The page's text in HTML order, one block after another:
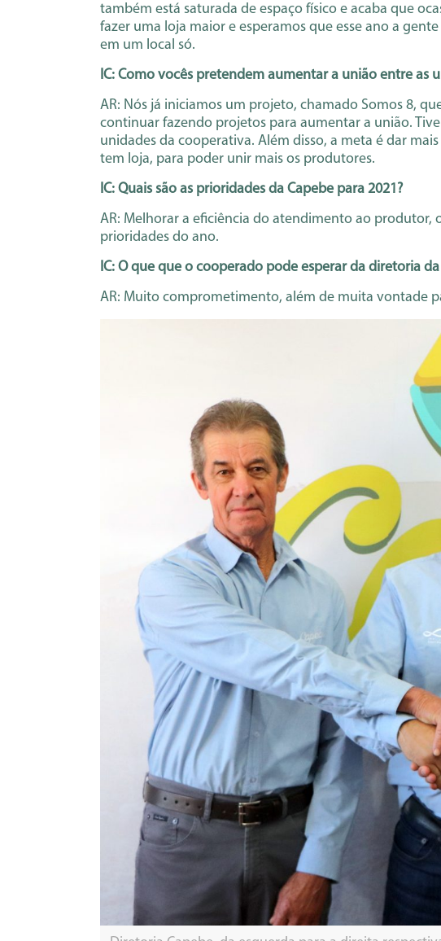
também está saturada de espaço físico e acaba que
fazer uma loja maior e esperamos que esse ano a
em um local só.
IC: Como vocês pretendem aumentar a união entre as
AR: Nós já iniciamos um projeto, chamado Somos 8,
continuar fazendo projetos para aumentar a união.
unidades da cooperativa. Além disso, a meta é dar
tem loja, para poder unir mais os produtores.
IC: Quais são as prioridades da Capebe para 2021?
AR: Melhorar a eficiência do atendimento ao produtor,
prioridades do ano.
IC: O que que o cooperado pode esperar da diretoria
AR: Muito comprometimento, além de muita vontade